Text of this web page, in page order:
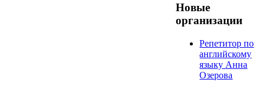
Новые
организации
Репетитор по
английскому
языку Анна
Озерова